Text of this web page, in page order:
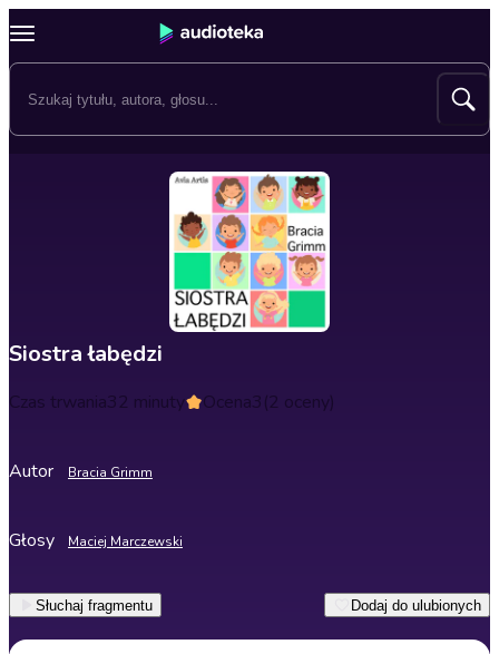
Siostra łabędzi
Czas trwania32 minuty Ocena3(2 oceny)
Autor Bracia Grimm
Głosy Maciej Marczewski
Słuchaj fragmentu Dodaj do ulubionych